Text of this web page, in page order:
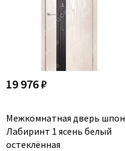
19 976 ₽
Межкомнатная дверь шпон
Лабиринт 1 ясень белый
остеклённая